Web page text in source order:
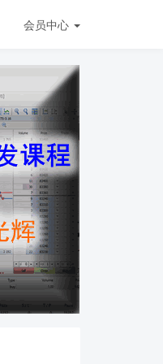
会员中心